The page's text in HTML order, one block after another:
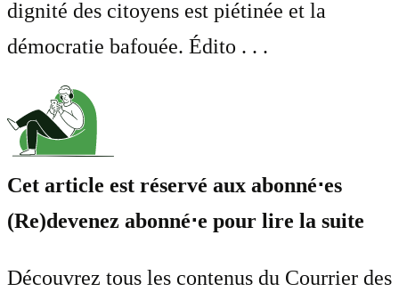
dignité des citoyens est piétinée et la
démocratie bafouée. Édito . . .
Cet article est réservé aux abonné⋅es
(Re)devenez abonné⋅e pour lire la suite
Découvrez tous les contenus du Courrier des